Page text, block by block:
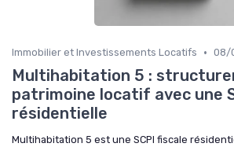
Immobilier et Investissements Locatifs • 08/
Multihabitation 5 :
patrimoine locatif avec une
résidentielle
Multihabitation 5 est une SCPI fiscale